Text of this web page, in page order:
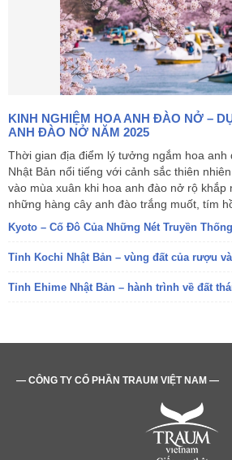
KINH NGHIỆM HOA ANH ĐÀO NỞ –
ANH ĐÀO NỞ NĂM 2025
Thời gian địa điểm lý tưởng ngắm hoa anh
Nhật Bản nổi tiếng với cảnh sắc thiên
vào mùa xuân khi hoa anh đào nở rộ khắp
những hàng cây anh đào trắng muốt, tím
Kyoto – Cố Đô Của Những Nét Truyền
Tỉnh Kochi Nhật Bản – vùng đất của rượu
Tỉnh Ehime Nhật Bản – hành trình về đất
— CÔNG TY CỔ PHẦN TRAUM VIỆT NAM —